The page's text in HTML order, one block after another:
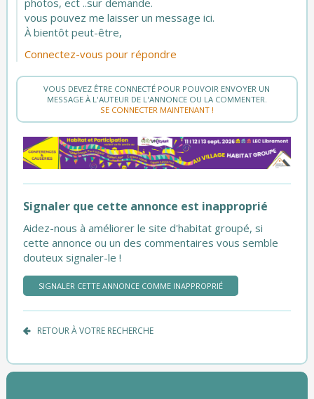
vous pouvez me laisser un message ici.
À bientôt peut-être,
Connectez-vous pour répondre
VOUS DEVEZ ÊTRE CONNECTÉ POUR POUVOIR ENVOYER UN
MESSAGE À L'AUTEUR DE L'ANNONCE OU LA COMMENTER.
SE CONNECTER MAINTENANT !
Signaler que cette annonce est inapproprié
Aidez-nous à améliorer le site d'habitat groupé, si
cette annonce ou un des commentaires vous semble
douteux signaler-le !
SIGNALER CETTE ANNONCE COMME INAPPROPRIÉ
RETOUR À VOTRE RECHERCHE